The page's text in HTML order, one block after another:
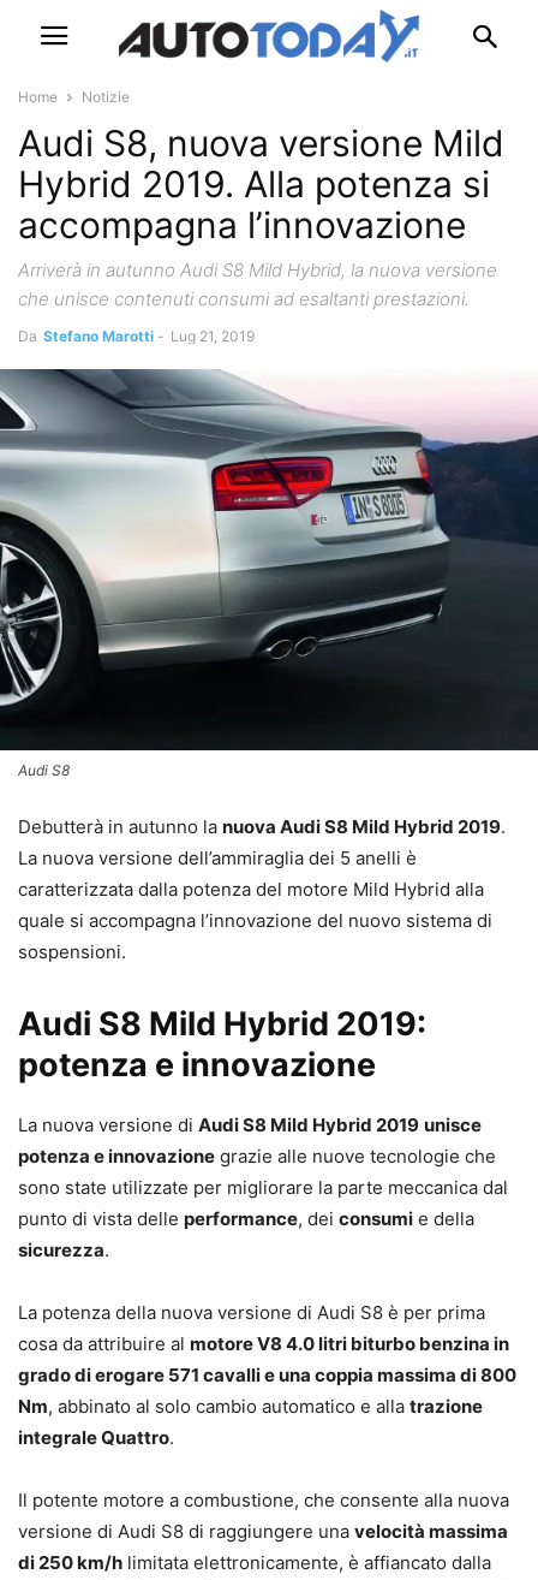
Home Notizie
Audi S8, nuova versione Mild
Hybrid 2019. Alla potenza si
accompagna l’innovazione
Arriverà in autunno Audi S8 Mild Hybrid, la nuova versione
che unisce contenuti consumi ad esaltanti prestazioni.
Da Stefano Marotti - Lug 21, 2019
Audi S8
Debutterà in autunno la nuova Audi S8 Mild Hybrid 2019.
La nuova versione dell’ammiraglia dei 5 anelli è
caratterizzata dalla potenza del motore Mild Hybrid alla
quale si accompagna l’innovazione del nuovo sistema di
sospensioni.
Audi S8 Mild Hybrid 2019:
potenza e innovazione
La nuova versione di Audi S8 Mild Hybrid 2019 unisce
potenza e innovazione grazie alle nuove tecnologie che
sono state utilizzate per migliorare la parte meccanica dal
punto di vista delle performance, dei consumi e della
sicurezza.
La potenza della nuova versione di Audi S8 è per prima
cosa da attribuire al motore V8 4.0 litri biturbo benzina in
grado di erogare 571 cavalli e una coppia massima di 800
Nm, abbinato al solo cambio automatico e alla trazione
integrale Quattro.
Il potente motore a combustione, che consente alla nuova
versione di Audi S8 di raggiungere una velocità massima
di 250 km/h limitata elettronicamente, è affiancato dalla